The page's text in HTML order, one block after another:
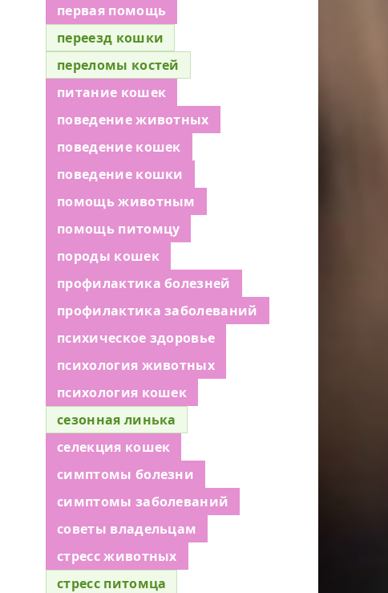
первая помощь
переезд кошки
переломы костей
питание кошек
поведение животных
поведение кошек
поведение кошки
помощь животным
помощь питомцу
породы кошек
профилактика болезней
профилактика заболеваний
психическое здоровье
психология животных
психология кошек
сезонная линька
селекция кошек
симптомы болезни
симптомы заболеваний
советы владельцам
стресс животных
стресс питомца